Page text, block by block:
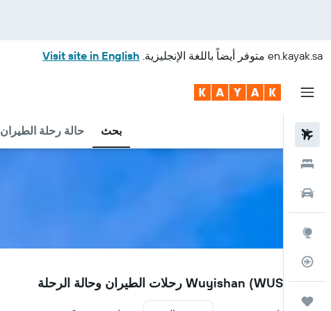
en.kayak.sa متوفر أيضاً باللغة الإنجليزية. Visit site in English
بحث حالة رحلة الطيران
WUS
مطار Wuyishan (WUS) رحلات الطيران وحالة الرحلة